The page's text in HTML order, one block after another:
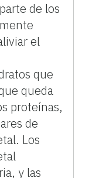
de los
el
que
queda
proteínas,
de
Los
y las